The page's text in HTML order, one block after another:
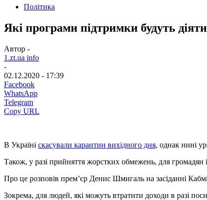
Політика
Які програми підтримки будуть
Автор -
1.zt.ua info
-
02.12.2020 - 17:39
Facebook
WhatsApp
Telegram
Copy URL
В Україні скасували карантин вихідного дня, однак нині
Також, у разі прийняття жорстких обмежень, для громадян
Про це розповів прем’єр Денис Шмигаль на засіданні
Зокрема, для людей, які можуть втратити доходи в разі